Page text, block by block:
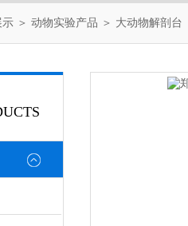
示 ＞ 动物实验产品 ＞ 大动物解剖台